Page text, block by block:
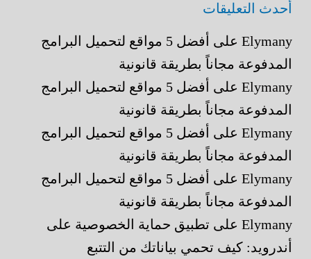
أحدث التعليقات
Elymanyعلى
أفضل 5 مواقع لتحميل البرامج
المدفوعة مجاناً بطريقة قانونية
Elymanyعلى
أفضل 5 مواقع لتحميل البرامج
المدفوعة مجاناً بطريقة قانونية
Elymanyعلى
أفضل 5 مواقع لتحميل البرامج
المدفوعة مجاناً بطريقة قانونية
Elymanyعلى
أفضل 5 مواقع لتحميل البرامج
المدفوعة مجاناً بطريقة قانونية
Elymanyعلى تطبيق حماية الخصوصية على
أندرويد: كيف تحمي بياناتك من التتبع